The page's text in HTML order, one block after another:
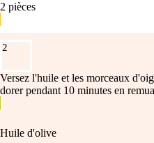
2 pièces
2
Versez l'huile et les morceaux
dorer pendant 10 minutes en
Huile d'olive